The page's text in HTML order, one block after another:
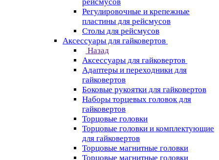
Регулировочные и крепежные
пластины для рейсмусов
Столы для рейсмусов
Аксессуары для гайковертов
Назад
Аксессуары для гайковертов
Адаптеры и переходники для
гайковертов
Боковые рукоятки для гайковертов
Наборы торцевых головок для
гайковертов
Торцовые головки
Торцовые головки и комплектующие
для гайковертов
Торцовые магнитные головки
Торцовые магнитные головки